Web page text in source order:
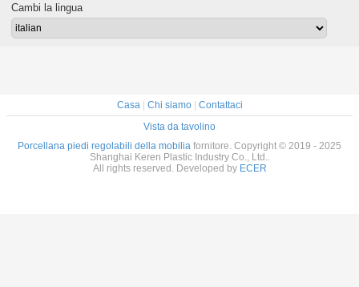
Cambi la lingua
Casa| Chi siamo| Contattaci
Vista da tavolino
Porcellana piedi regolabili della mobilia fornitore. Copyright © 2019 - 2025
Shanghai Keren Plastic Industry Co., Ltd..
All rights reserved. Developed by ECER